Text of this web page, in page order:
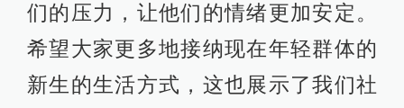
们的压力，让他们的情绪更加安定。
希望大家更多地接纳现在年轻群体的
新生的生活方式，这也展示了我们社